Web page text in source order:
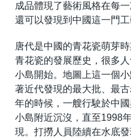
成品體現了藝術風格在每
還可以發現到中國這一門工
唐代是中國的青花瓷萌芽
青花瓷的發展歷史，很多
小島開始。地圖上這一個
著近代發現的最大批、最
年的時候，一艘行駛於中
小島附近沉沒，直至1998
現。打撈人員陸續在水底